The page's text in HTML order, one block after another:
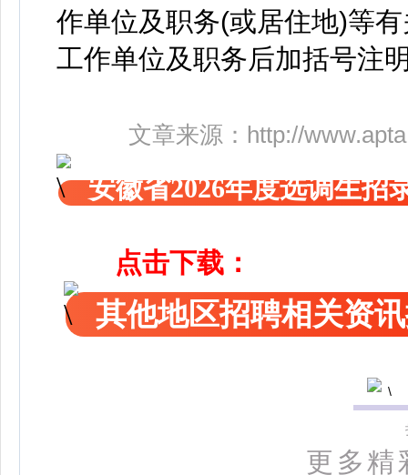
作单位及职务(或居住地)等
工作单位及职务后加括号注
文章来源： http://
安徽省2026年度选调生招
点击下载：
其他地区招聘相关资
更多精